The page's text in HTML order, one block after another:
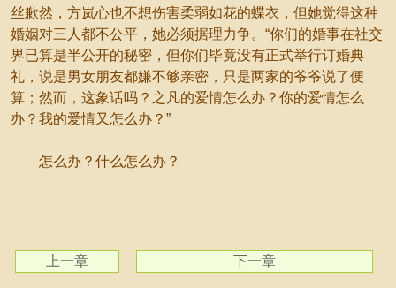
丝歉然，方岚心也不想伤害柔弱如花的蝶衣，但她觉得这种
婚姻对三人都不公平，她必须据理力争。“你们的婚事在社交
界已算是半公开的秘密，但你们毕竟没有正式举行订婚典
礼，说是男女朋友都嫌不够亲密，只是两家的爷爷说了便
算；然而，这象话吗？之凡的爱情怎么办？你的爱情怎么
办？我的爱情又怎么办？”
怎么办？什么怎么办？
上一章 下一章